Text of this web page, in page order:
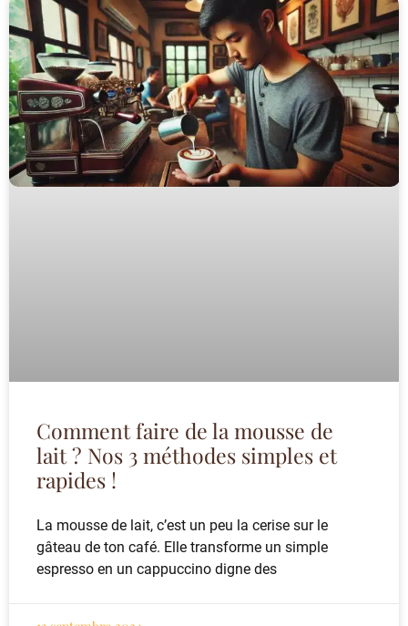
Comment faire de la mousse de
lait ? Nos 3 méthodes simples et
rapides !
La mousse de lait, c’est un peu la cerise sur le
gâteau de ton café. Elle transforme un simple
espresso en un cappuccino digne des